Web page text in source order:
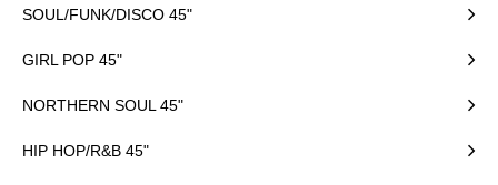
SOUL/FUNK/DISCO 45"
GIRL POP 45"
NORTHERN SOUL 45"
HIP HOP/R&B 45"